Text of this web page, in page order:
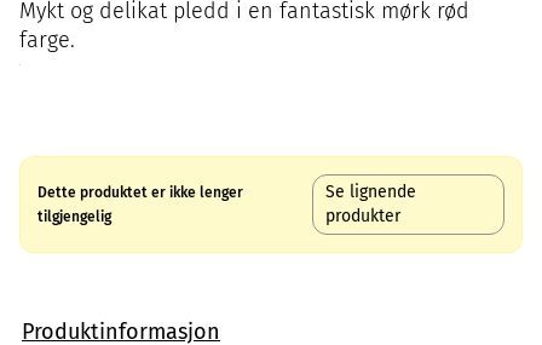
Mykt og delikat pledd i en fantastisk mørk rød
farge.
Dette produktet er ikke lenger
tilgjengelig
Se lignende
produkter
Produktinformasjon